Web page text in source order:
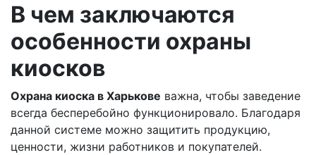
В чем заключаются
особенности охраны
киосков
Охрана киоска в Харькове важна, чтобы заведение
всегда бесперебойно функционировало. Благодаря
данной системе можно защитить продукцию,
ценности, жизни работников и покупателей.